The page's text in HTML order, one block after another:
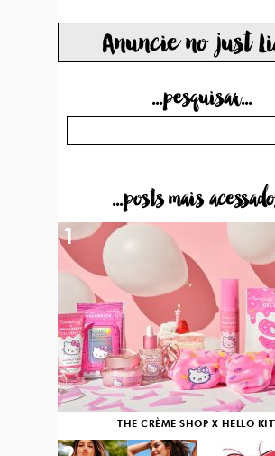
Anuncie no just
...pesquisar...
...posts mais
THE CRÈME SHOP X HELLO
1